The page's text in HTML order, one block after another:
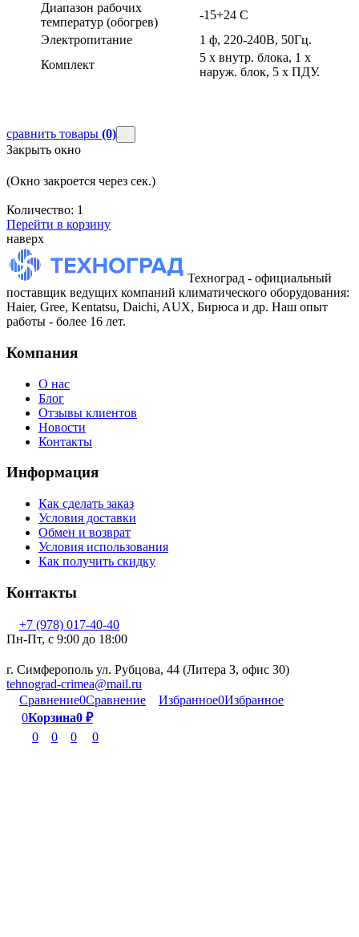
Диапазон рабочих
температур (обогрев)
-15+24 С
Электропитание
1 ф, 220-240В, 50Гц.
Комплект
5 х внутр. блока, 1 х
наруж. блок, 5 х ПДУ.
сравнить товары (0)
Закрыть окно
(Окно закроется через сек.)
Количество: 1
Перейти в корзину
наверх
Техноград - официальный
поставщик ведущих компаний климатического оборудования:
Haier, Gree, Kentatsu, Daichi, AUX, Бирюса и др. Наш опыт
работы - более 16 лет.
Компания
О нас
Блог
Отзывы клиентов
Новости
Контакты
Информация
Как сделать заказ
Условия доставки
Обмен и возврат
Условия использования
Как получить скидку
Контакты
+7 (978) 017-40-40
Пн-Пт, c 9:00 до 18:00
г. Симферополь ул. Рубцова, 44 (Литера З, офис 30)
tehnograd-crimea@mail.ru
Сравнение0Сравнение Избранное0Избранное
0Корзина0 ₽
0
0 0 0